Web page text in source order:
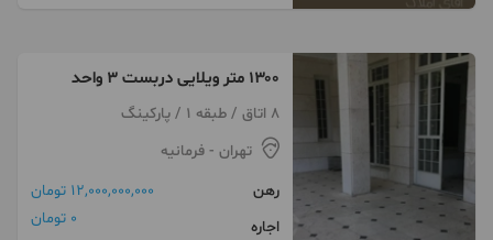
۱۳۰۰ متر ویلایی دربست ۳ واحد
8 اتاق / طبقه 1 / پارکینگ
تهران - فرمانیه
رهن
12,000,000,000 تومان
اجاره
0 تومان